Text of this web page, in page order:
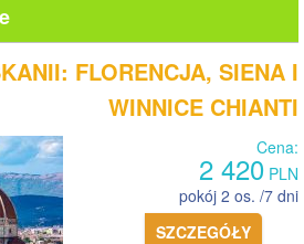
FLORENCJA, SIENA I
WINNICE CHIANTI
Cena:
2 420 PLN
pokój 2 os. /7 dni
SZCZEGÓŁY